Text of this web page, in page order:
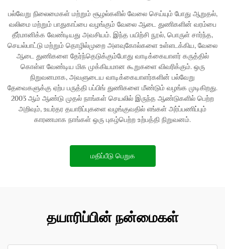
பல்வேறு நிலைமைகள் மற்றும் சூழல்களில் வேலை செய்யும் போது ஆறுதல்,
வலிமை மற்றும் பாதுகாப்பை வழங்கும் வேலை ஆடை துணிகளின் வரம்பை
தீர்மானிக்க வேண்டியது அவசியம். இந்த பயிற்சி நூல், பொருள் சார்ந்த,
செயல்பாட்டு மற்றும் தொழில்முறை அளவுகோல்களை உள்ளடக்கிய, வேலை
ஆடை துணிகளை தேர்ந்தெடுக்கும்போது வாடிக்கையாளர் கருத்தில்
கொள்ள வேண்டிய மிக முக்கியமான கூறுகளை விவரிக்கும். ஒரு
நிறுவனமாக, அவளுடைய வாடிக்கையாளர்களின் பல்வேறு
தேவைகளுக்கு ஏற்ப பருத்தி பப்பிங் துணிகளை மீண்டும் வழங்க முடிகிறது.
2003 ஆம் ஆண்டு முதல் நாங்கள் செயலில் இருந்த ஆண்டுகளில் பெற்ற
அறிவும், உயர்தர தயாரிப்புகளை வழங்குவதில் எங்கள் அர்ப்பணிப்பும்
காரணமாக நாங்கள் ஒரு புகழ்பெற்ற உற்பத்தி நிறுவனம்.
மதிப்பீடு பெறுக
தயாரிப்பின் நன்மைகள்